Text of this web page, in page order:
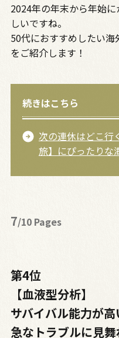
2024年の年末から年始
しいですね。
50代におすすめしたい
をご紹介します！
続きはこちら
次の連休はどこ行
旅】にぴったりな
7/10 Pages
第4位
【血液型分析】
サバイバル能力が高
急なトラブルに見